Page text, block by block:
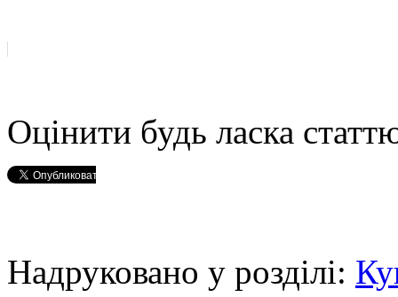
Оцінити будь ласка
Надруковано у розділі: